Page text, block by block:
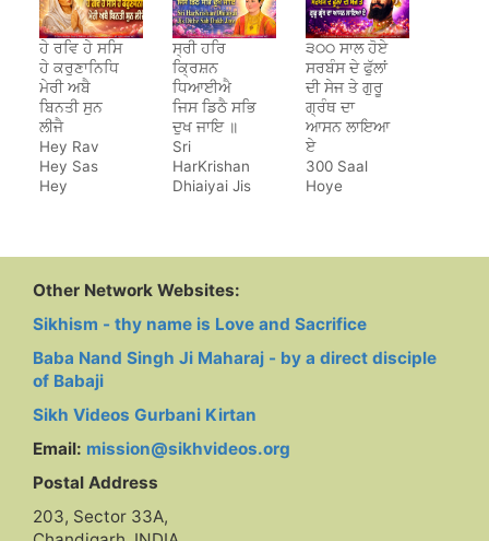
ਹੇ ਰਵਿ ਹੇ ਸਸਿ
ਹੇ ਕਰੁਣਾਨਿਧਿ
ਮੇਰੀ ਅਬੈ
ਬਿਨਤੀ ਸੁਨ
ਲੀਜੈ
Hey Rav
Hey Sas
Hey
ਸ੍ਰੀ ਹਰਿ
ਕ੍ਰਿਸ਼ਨ
ਧਿਆਈਐ
ਜਿਸ ਡਿਠੈ ਸਭਿ
ਦੁਖ ਜਾਇ ॥
Sri
HarKrishan
Dhiaiyai Jis
੩੦੦ ਸਾਲ ਹੋਏ
ਸਰਬੰਸ ਦੇ ਫੁੱਲਾਂ
ਦੀ ਸੇਜ ਤੇ ਗੁਰੂ
ਗ੍ਰੰਥ ਦਾ
ਆਸਨ ਲਾਇਆ
ਏ
300 Saal
Hoye
Other Network Websites:
Sikhism - thy name is Love and Sacrifice
Baba Nand Singh Ji Maharaj - by a direct disciple
of Babaji
Sikh Videos Gurbani Kirtan
Email: mission@sikhvideos.org
Postal Address
203, Sector 33A,